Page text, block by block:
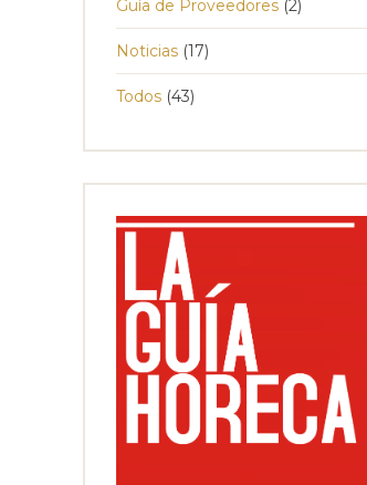
Guía de Proveedores (2)
Noticias (17)
Todos (43)